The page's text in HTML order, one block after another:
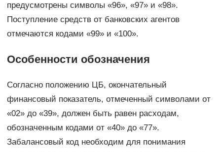
предусмотрены символы «96», «97» и «98».
Поступление средств от банковских агентов
отмечаются кодами «99» и «100».
Особенности обозначения
Согласно положению ЦБ, окончательный
финансовый показатель, отмеченный символами от
«02» до «39», должен быть равен расходам,
обозначенным кодами от «40» до «77».
Забалансовый код необходим для понимания